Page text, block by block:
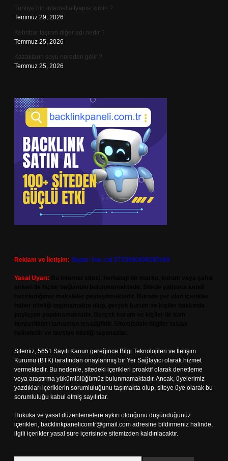
Türkiye’nin internet altyapısı kimin ?
Temmuz 29, 2026
Kehribar taşının diğer adı nedir ?
Temmuz 25, 2026
Kazakların soyu nereden gelir ?
Temmuz 25, 2026
Reklam ve İletişim: Skype: live:.cid.575569c608265c69
Yasal Uyarı:
Sitemiz, 5651 Sayılı Kanun gereğince Bilgi Teknolojileri ve İletişim
Kurumu (BTK) tarafından onaylanmış bir Yer Sağlayıcı olarak hizmet
vermektedir. Bu nedenle, sitedeki içerikleri proaktif olarak denetleme
veya araştırma yükümlülüğümüz bulunmamaktadır. Ancak, üyelerimiz
yazdıkları içeriklerin sorumluluğunu taşımakta olup, siteye üye olarak bu
sorumluluğu kabul etmiş sayılırlar.
Hukuka ve yasal düzenlemelere aykırı olduğunu düşündüğünüz
içerikleri, backlinkpanelicomtr@gmail.com adresine bildirmeniz halinde,
ilgili içerikler yasal süre içerisinde sitemizden kaldırılacaktır.